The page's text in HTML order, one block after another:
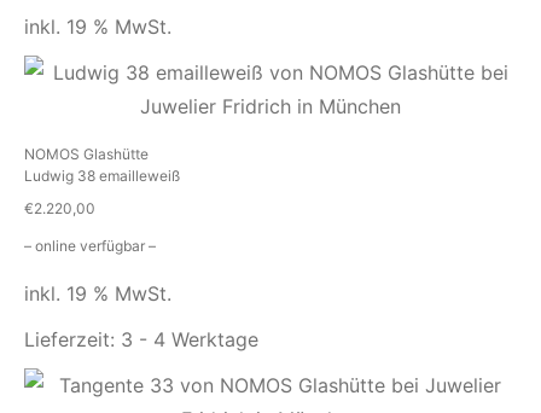
inkl. 19 % MwSt.
NOMOS Glashütte
Ludwig 38 emailleweiß
€2.220,00
– online verfügbar –
inkl. 19 % MwSt.
Lieferzeit: 3 - 4 Werktage